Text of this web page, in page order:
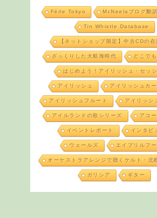
Féile Tokyo McNeelaブログ翻
Tin Whistle Database
【ネットショップ限定】中古CDの在
ざっくりした大航海時代 どこで
はじめよう！アイリッシュ・セッ
アイリッシュ アイリッシュカ
アイリッシュフルート アイリッシ
アイルランドの歌シリーズ アコ
イベントレポート インタビ
ウェールズ エイプリルフ
オーケストラアレンジで聴くケルト・北
ガリシア ギター